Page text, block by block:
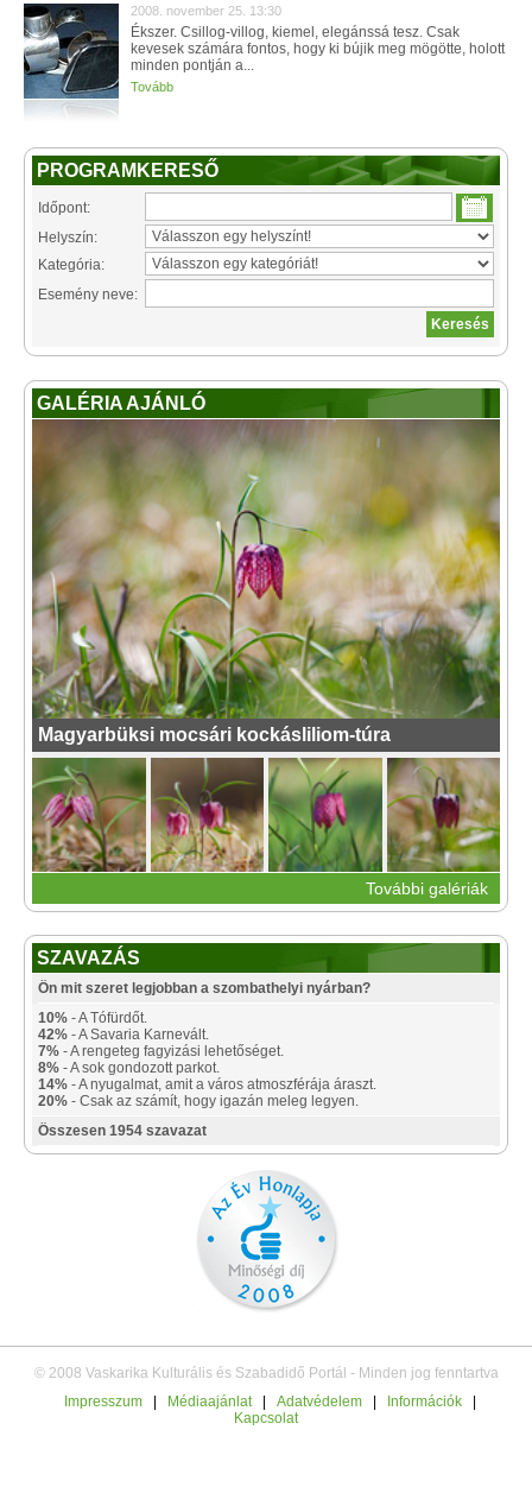
2008. november 25. 13:30
Ékszer. Csillog-villog, kiemel, elegánssá tesz. Csak
kevesek számára fontos, hogy ki bújik meg mögötte, holott
minden pontján a...
Tovább
PROGRAMKERESŐ
Időpont:
Helyszín:
Kategória:
Esemény neve:
GALÉRIA AJÁNLÓ
Magyarbüksi mocsári kockásliliom-túra
További galériák
SZAVAZÁS
Ön mit szeret legjobban a szombathelyi nyárban?
10% - A Tófürdőt.
42% - A Savaria Karnevált.
7% - A rengeteg fagyizási lehetőséget.
8% - A sok gondozott parkot.
14% - A nyugalmat, amit a város atmoszférája áraszt.
20% - Csak az számít, hogy igazán meleg legyen.
Összesen 1954 szavazat
© 2008 Vaskarika Kulturális és Szabadidő Portál - Minden jog fenntartva
Impresszum
Médiaajánlat Adatvédelem Információk
Kapcsolat